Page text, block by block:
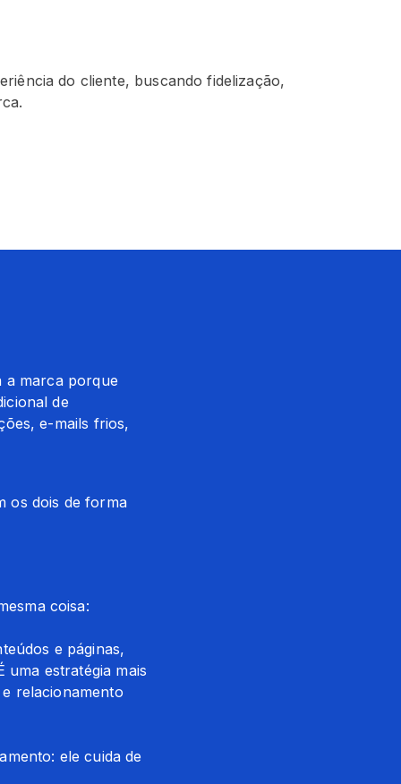
do cliente, buscando fidelização,
a marca porque
de
e-mails frios,
os dois de forma
coisa:
e páginas,
estratégia mais
relacionamento
ele cuida de